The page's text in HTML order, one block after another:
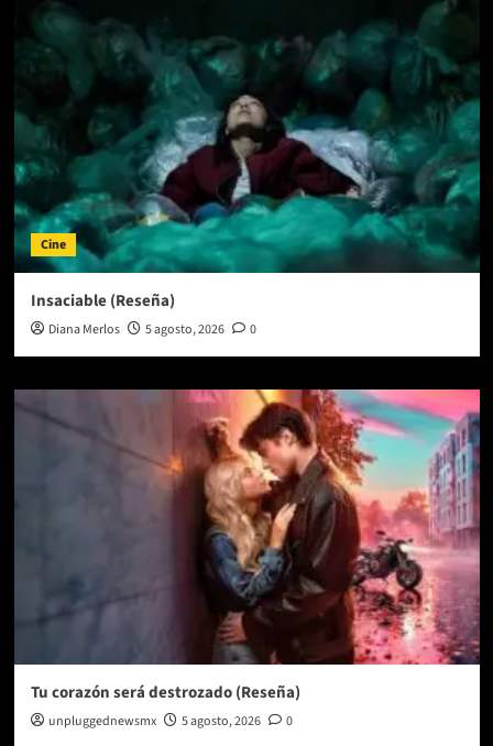
Cine
Insaciable (Reseña)
Diana Merlos 5 agosto, 2026 0
Tu corazón será destrozado (Reseña)
unpluggednewsmx 5 agosto, 2026 0